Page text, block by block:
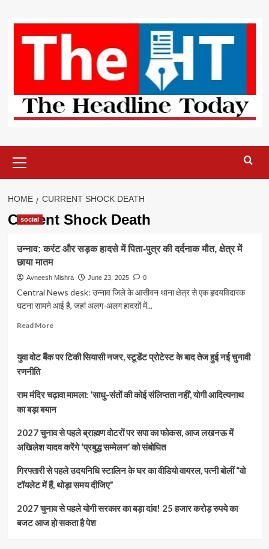
content
Menu
HOME CURRENT SHOCK DEATH
Current Shock Death
social
उन्नाव: करंट और सड़क हादसे में पिता-पुत्र की दर्दनाक मौत, क्षेत्र में
छाया मातम
Avneesh Mishra June 23, 2025 0
Central News desk: उन्नाव जिले के आसीवन थाना क्षेत्र से एक हृदयविदारक
घटना सामने आई है, जहां अलग-अलग हादसों में...
Read MoreRead
उन्नाव:
सड़क
हादसे
में
पिता-
पुत्र
की
मौत,
क्षेत्र
छाया
मातम
युवा वोट बैंक पर टिकी सियासी नजर, स्टूडेंट प्रोटेस्ट के बाद तेज हुई नई चुनावी
रणनीति
राम मंदिर चढ़ावा मामला: ‘साधु-संतों की कोई संलिप्तता नहीं’, योगी आदित्यनाथ
का बड़ा बयान
2027 चुनाव से पहले ब्राह्मण वोटरों पर सपा का फोकस, आज लखनऊ में
अखिलेश यादव करेंगे ‘प्रबुद्ध सम्मेलन’ को संबोधित
गिरफ्तारी से पहले उदयनिधि स्टालिन के घर का वीडियो वायरल, पत्नी बोलीं “वो
टॉयलेट में हैं, थोड़ा समय दीजिए”
2027 चुनाव से पहले योगी सरकार का बड़ा दांव! 25 हजार करोड़ रुपये का
बजट आज हो सकता है पेश